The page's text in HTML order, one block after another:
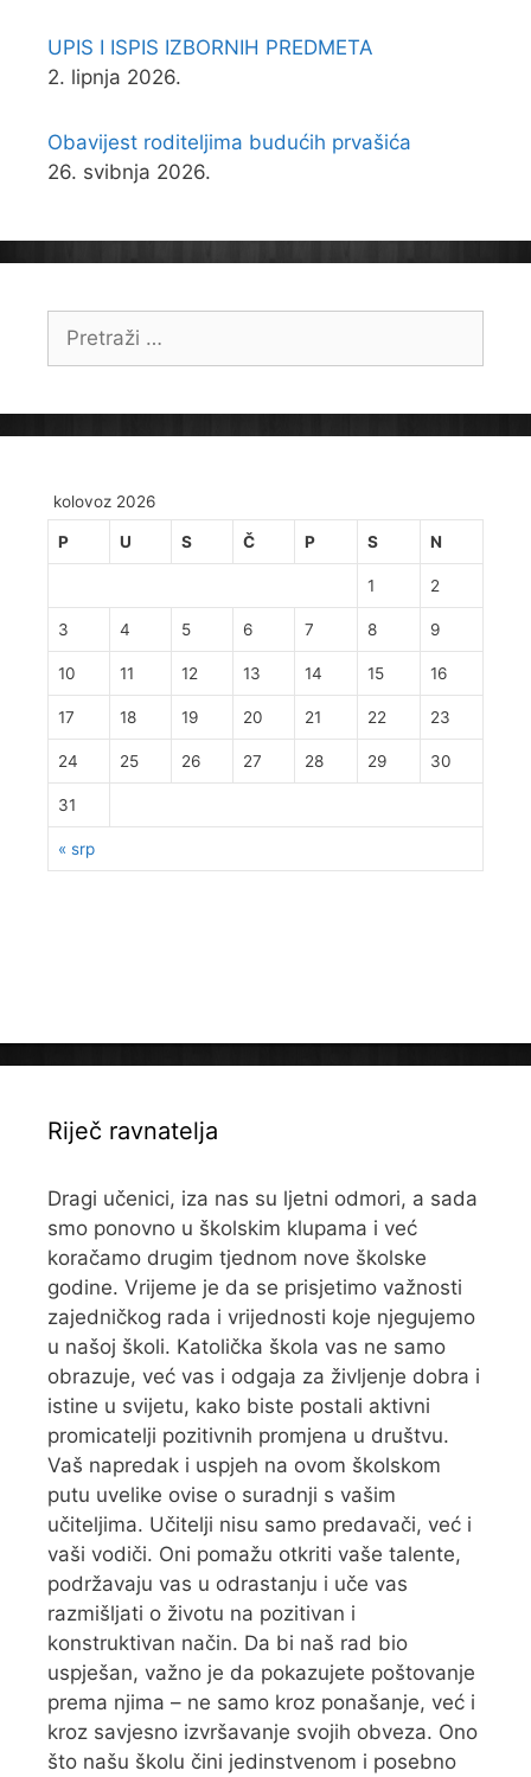
UPIS I ISPIS IZBORNIH PREDMETA
2. lipnja 2026.
Obavijest roditeljima budućih prvašića
26. svibnja 2026.
Pretraži:
kolovoz 2026
P U S Č P S N
« srp
1 2
3 4 5 6 7 8 9
10 11 12 13 14 15 16
17 18 19 20 21 22 23
24 25 26 27 28 29 30
31
Riječ ravnatelja
Dragi učenici, iza nas su ljetni odmori, a sada
smo ponovno u školskim klupama i već
koračamo drugim tjednom nove školske
godine. Vrijeme je da se prisjetimo važnosti
zajedničkog rada i vrijednosti koje njegujemo
u našoj školi. Katolička škola vas ne samo
obrazuje, već vas i odgaja za življenje dobra i
istine u svijetu, kako biste postali aktivni
promicatelji pozitivnih promjena u društvu.
Vaš napredak i uspjeh na ovom školskom
putu uvelike ovise o suradnji s vašim
učiteljima. Učitelji nisu samo predavači, već i
vaši vodiči. Oni pomažu otkriti vaše talente,
podržavaju vas u odrastanju i uče vas
razmišljati o životu na pozitivan i
konstruktivan način. Da bi naš rad bio
uspješan, važno je da pokazujete poštovanje
prema njima – ne samo kroz ponašanje, već i
kroz savjesno izvršavanje svojih obveza. Ono
što našu školu čini jedinstvenom i posebno